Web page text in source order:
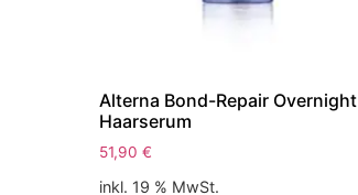
Alterna Bond-Repair Overnight
Haarserum
51,90 €
inkl. 19 % MwSt.